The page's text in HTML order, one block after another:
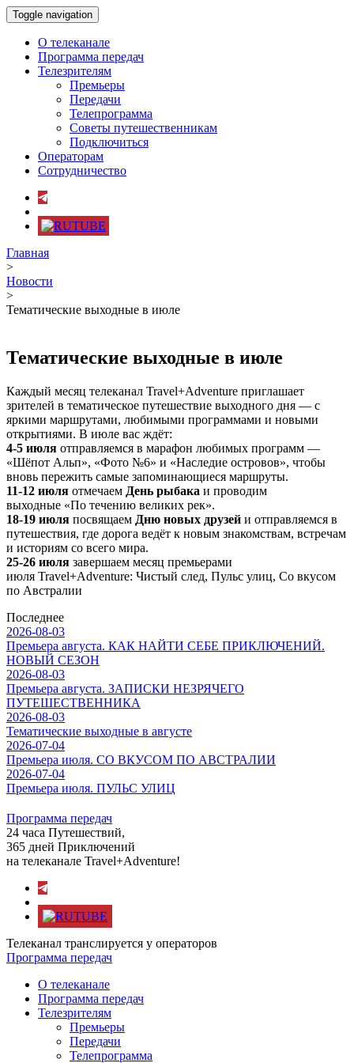
Toggle navigation
О телеканале
Программа передач
Телезрителям
Премьеры
Передачи
Телепрограмма
Советы путешественникам
Подключиться
Операторам
Сотрудничество
Главная
>
Новости
>
Тематические выходные в июле
Тематические выходные в июле
Каждый месяц телеканал Travel+Adventure приглашает
зрителей в тематическое путешествие выходного дня — с
яркими маршрутами, любимыми программами и новыми
открытиями. В июле вас ждёт:
4-5 июля отправляемся в марафон любимых программ —
«Шёпот Альп», «Фото №6» и «Наследие островов», чтобы
вновь пережить самые запоминающиеся маршруты.
11-12 июля отмечаем День рыбака и проводим
выходные «По течению великих рек».
18-19 июля посвящаем Дню новых друзей и отправляемся в
путешествия, где дорога ведёт к новым знакомствам, встречам
и историям со всего мира.
25-26 июля завершаем месяц премьерами
июля Travel+Adventure: Чистый след, Пульс улиц, Со вкусом
по Австралии
Последнее
2026-08-03
Премьера августа. КАК НАЙТИ СЕБЕ ПРИКЛЮЧЕНИЙ.
НОВЫЙ СЕЗОН
2026-08-03
Премьера августа. ЗАПИСКИ НЕЗРЯЧЕГО
ПУТЕШЕСТВЕННИКА
2026-08-03
Тематические выходные в августе
2026-07-04
Премьера июля. СО ВКУСОМ ПО АВСТРАЛИИ
2026-07-04
Премьера июля. ПУЛЬС УЛИЦ
Программа передач
24 часа Путешествий,
365 дней Приключений
на телеканале Travel+Adventure!
Телеканал транслируется у операторов
Программа передач
О телеканале
Программа передач
Телезрителям
Премьеры
Передачи
Телепрограмма